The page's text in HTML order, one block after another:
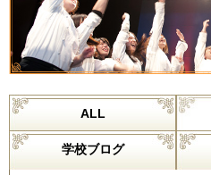
ALL
学校ブログ